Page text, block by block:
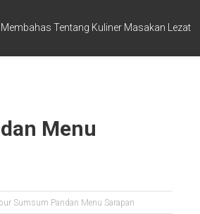
Membahas Tentang Kuliner Masakan Lezat
Menu
Sumsum Pandan Menu Sarapan